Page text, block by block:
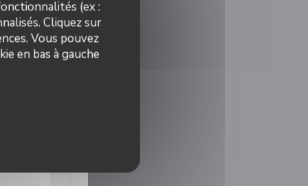
(ex :
Cliquez sur
Vous pouvez
en bas à gauche